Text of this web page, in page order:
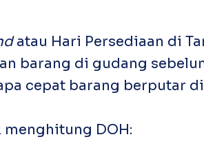
atau Hari Persediaan di
barang di gudang
cepat barang berputar
DOH: